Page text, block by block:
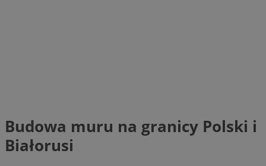
Budowa muru na granicy Polski i
Białorusi